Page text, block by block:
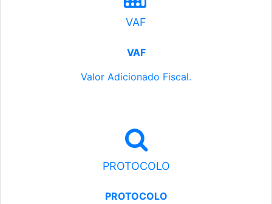
VAF
VAF
Valor Adicionado Fiscal.
PROTOCOLO
PROTOCOLO